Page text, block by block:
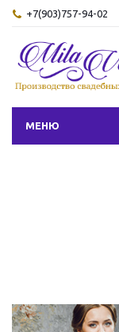
+7(903)757-94-02
МЕНЮ